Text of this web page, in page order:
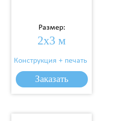
Размер:
2х3 м
Конструкция + печать
Цена:
5 200 р.
Заказать
Заказать
Заказать